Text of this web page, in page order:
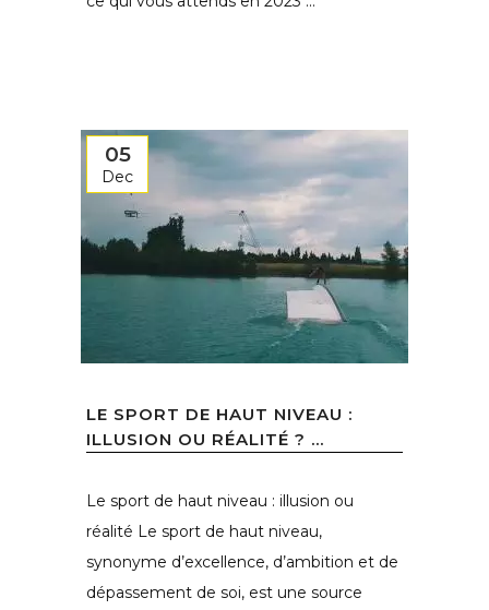
05
Dec
LE SPORT DE HAUT NIVEAU :
ILLUSION OU RÉALITÉ ? ...
Le sport de haut niveau : illusion ou
réalité Le sport de haut niveau,
synonyme d’excellence, d’ambition et de
dépassement de soi, est une source